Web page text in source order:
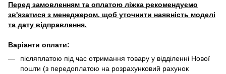
Перед замовленням та оплатою ліжка рекомендуємо
зв'язатися з менеджером, щоб уточнити наявність моделі
та дату відправлення.
Варіанти оплати:
післяплатою під час отримання товару у відділенні Нової
пошти (з передоплатою на розрахунковий рахунок